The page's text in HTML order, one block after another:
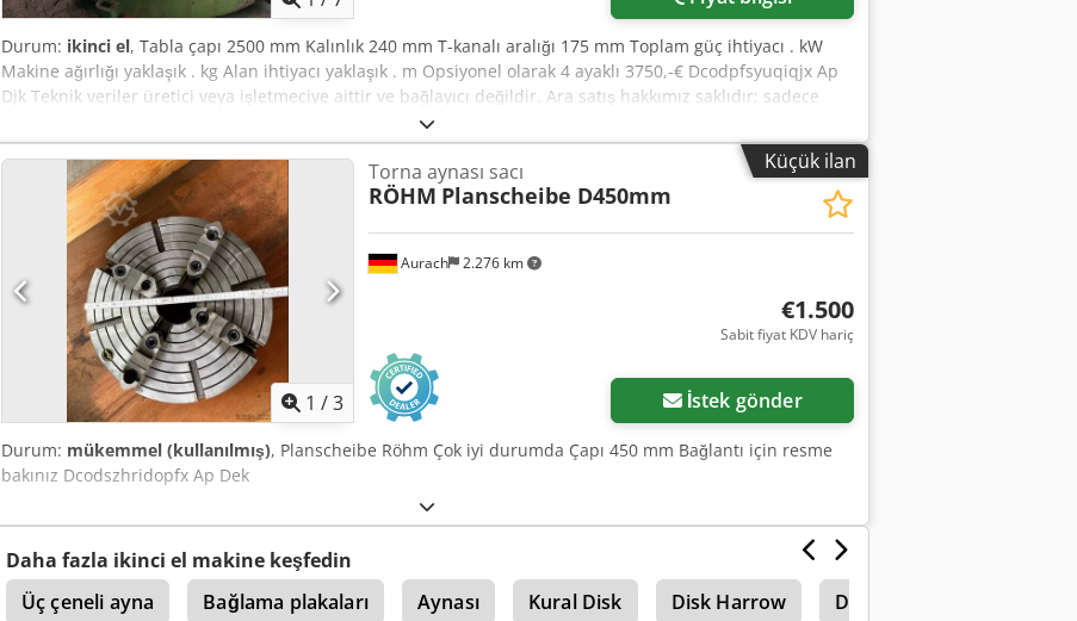
Durum: ikinci el, Tabla çapı 2500 mm Kalınlık 240 mm T-kanalı aralığı 175 mm Toplam güç ihtiyacı . kW
Makine ağırlığı yaklaşık . kg Alan ihtiyacı yaklaşık . m Opsiyonel olarak 4 ayaklı 3750,-€ Dcodpfsyuqiqjx Ap
Djk Teknik veriler üretici veya işletmeciye aittir ve bağlayıcı değildir. Ara satış hakkımız saklıdır; sadece
genel iş ve satış şartlarımız geçerlidir. Hakkımızda 400'den fazla kendi makinemiz stokta 15.000 m²'nin
üzerinde depolama alanı, 70 ton vinç kapasitesi Atölyeniz için 10.000'den fazla aksesuar ürünü Makine,
üretim hatları veya iş yerinizi satmak istiyorsanız bize ulaşın. Daha fazla teklif web sitemizde mevcuttur.
Görüşmeler randevu ile mümkündür. Ziyaretinizi bekleriz. Markus Hirsch Ekibi
Küçük ilan
1 /3
Aurach 2.276 km
Torna aynası sacı
RÖHM Planscheibe D450mm
€1.500
Sabit fiyat KDV hariç
İstek gönder
Durum: mükemmel (kullanılmış), Planscheibe Röhm Çok iyi durumda Çapı 450 mm Bağlantı için resme
bakınız Dcodszhridopfx Ap Dek
Daha fazla ikinci el makine keşfedin
Üç çeneli ayna
Bağlama plakaları Aynası Kural Disk Disk Harrow Disk Kesmek